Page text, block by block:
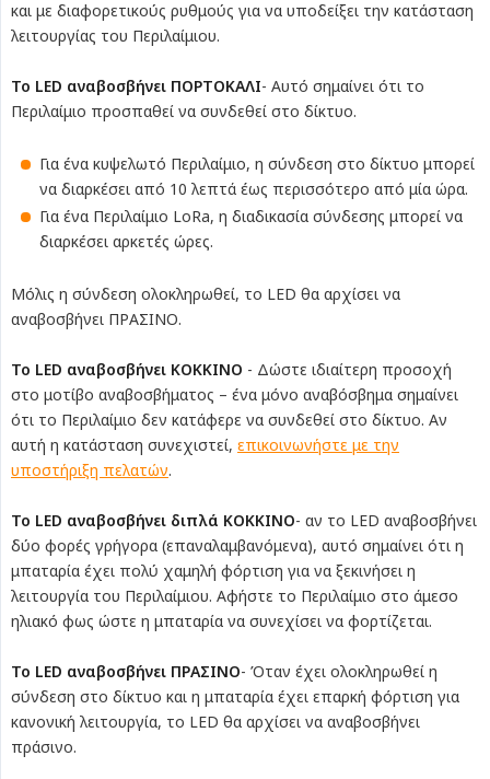
και με διαφορετικούς ρυθμούς για να υποδείξει την κατάσταση
λειτουργίας του Περιλαίμιου.
Το LED αναβοσβήνει ΠΟΡΤΟΚΑΛΙ- Αυτό σημαίνει ότι το
Περιλαίμιο προσπαθεί να συνδεθεί στο δίκτυο.
Για ένα κυψελωτό Περιλαίμιο, η σύνδεση στο δίκτυο μπορεί
να διαρκέσει από 10 λεπτά έως περισσότερο από μία ώρα.
Για ένα Περιλαίμιο LoRa, η διαδικασία σύνδεσης μπορεί να
διαρκέσει αρκετές ώρες.
Μόλις η σύνδεση ολοκληρωθεί, το LED θα αρχίσει να
αναβοσβήνει ΠΡΑΣΙΝΟ.
Το LED αναβοσβήνει ΚΟΚΚΙΝΟ - Δώστε ιδιαίτερη προσοχή
στο μοτίβο αναβοσβήματος – ένα μόνο αναβόσβημα σημαίνει
ότι το Περιλαίμιο δεν κατάφερε να συνδεθεί στο δίκτυο. Αν
αυτή η κατάσταση συνεχιστεί, επικοινωνήστε με την
υποστήριξη πελατών.
Το LED αναβοσβήνει διπλά ΚΟΚΚΙΝΟ- αν το LED αναβοσβήνει
δύο φορές γρήγορα (επαναλαμβανόμενα), αυτό σημαίνει ότι η
μπαταρία έχει πολύ χαμηλή φόρτιση για να ξεκινήσει η
λειτουργία του Περιλαίμιου. Αφήστε το Περιλαίμιο στο άμεσο
ηλιακό φως ώστε η μπαταρία να συνεχίσει να φορτίζεται.
Το LED αναβοσβήνει ΠΡΑΣΙΝΟ- Όταν έχει ολοκληρωθεί η
σύνδεση στο δίκτυο και η μπαταρία έχει επαρκή φόρτιση για
κανονική λειτουργία, το LED θα αρχίσει να αναβοσβήνει
πράσινο.